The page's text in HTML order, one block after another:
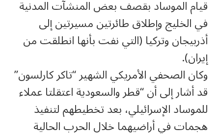
قيام الموساد بقصف بعض المنشآت المدنية
في الخليج وإطلاق طائرتين مسيرتين إلى
أذربيجان وتركيا (التي نفت بأنها انطلقت من
إيران).
وكان الصحفي الأمريكي الشهير “تاكر كارلسون”
قد أشار إلى أن “قطر والسعودية اعتقلتا عملاء
للموساد الإسرائيلي، بعد تخطيطهم لتنفيذ
هجمات في أراضيهما خلال الحرب الحالية